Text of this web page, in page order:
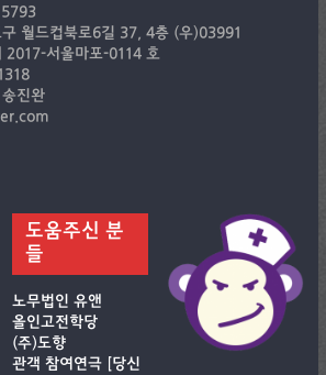
월드컵북로6길 37, 4층 (우)03991
2017-서울마포-0114 호
진완
도움주신 분
들
노무법인 유앤
올인고전학당
(주)도향
관객 참여연극 [당신